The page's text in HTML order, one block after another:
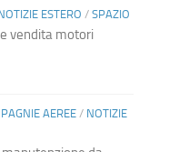
ESTERO / SPAZIO
vendita motori
AEREE/ NOTIZIE